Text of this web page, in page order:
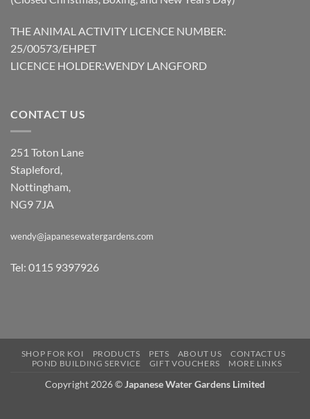
THE ANIMAL ACTIVITY LICENCE NUMBER:
25/00573/EHPET
LICENCE HOLDER:WENDY LANGFORD
CONTACT US
251 Toton Lane
Stapleford,
Nottingham,
NG9 7JA
wendy@japanesewatergardens.com
Tel: 0115 9397926
SHOP FOR KOI PRODUCTS PETS ABOUT US
CONTACT US
POND BUILDING SERVICE
GIFT VOUCHERS MORE LINKS
Copyright 2026 © Japanese Water Gardens Limited